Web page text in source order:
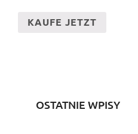
KAUFE JETZT
OSTATNIE WPISY